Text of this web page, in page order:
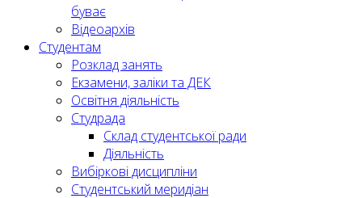
буває
Відеоархів
Студентам
Розклад занять
Екзамени, заліки та ДЕК
Освітня діяльність
Студрада
Склад студентської ради
Діяльність
Вибіркові дисципліни
Студентський меридіан